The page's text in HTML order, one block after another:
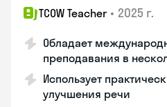
TCOW Teacher • 2025 г.
Обладает
преподавания в
Использует
улучшения речи